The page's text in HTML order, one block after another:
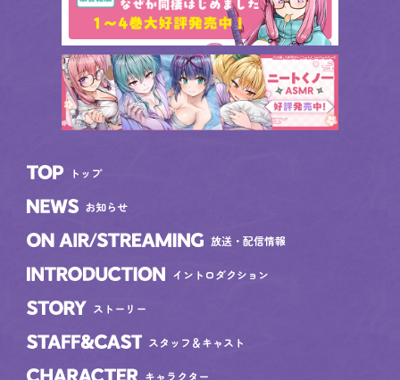
TOP
トップ
NEWS
お知らせ
ON AIR/STREAMING
放送・配信情報
INTRODUCTION
イントロダクション
STORY
ストーリー
STAFF&CAST
スタッフ＆キャスト
キャラクター